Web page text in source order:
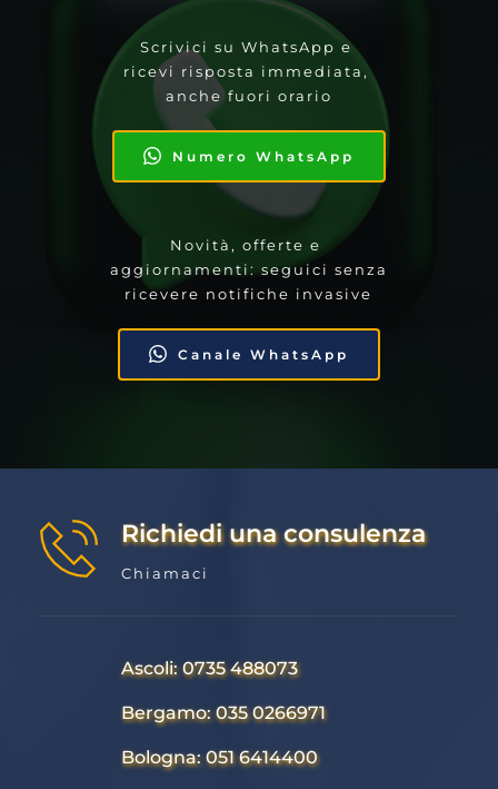
Scrivici su WhatsApp e
ricevi risposta immediata,
anche fuori orario
Numero WhatsApp
Novità, offerte e
aggiornamenti: seguici senza
ricevere notifiche invasive
Canale WhatsApp
Richiedi una consulenza
Chiamaci
Ascoli: 0735 488073
Bergamo: 035 0266971
Bologna: 051 6414400